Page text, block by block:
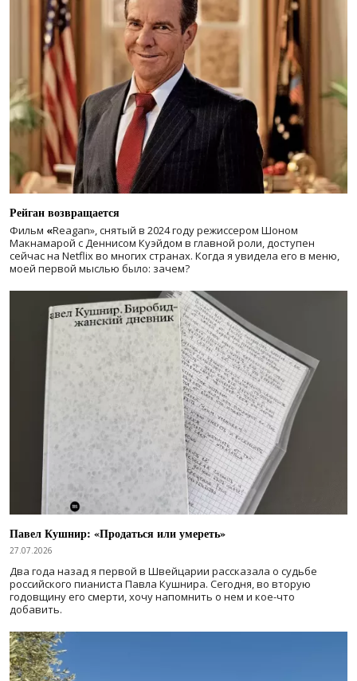
Рейган возвращается
Фильм «Reagan», снятый в 2024 годурежиссером Шоном
Макнамарой с Деннисом Куэйдом в главной роли, доступен
сейчас на Netflix во многих странах. Когда я увидела его в меню,
моей первой мыслью было: зачем?
Павел Кушнир: «Продаться или умереть»
27.07.2026
Два года назад я первой в Швейцарии рассказала о судьбе
российского пианиста Павла Кушнира. Сегодня, во вторую
годовщину его смерти, хочу напомнить о нем и кое-что
добавить.